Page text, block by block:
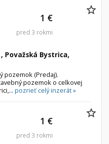
Považská Bystrica,
pozemok (Predaj).
pozemok o celkovej
pozrieť celý inzerát »
1 €
pred 3 rokmi
1 €
pred 3 rokmi